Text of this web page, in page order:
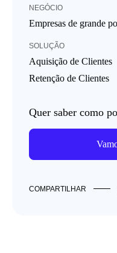
NEGÓCIO
Empresas de grande
SOLUÇÃO
Aquisição de Clientes
Retenção de Clientes
Quer saber como
COMPARTILHAR